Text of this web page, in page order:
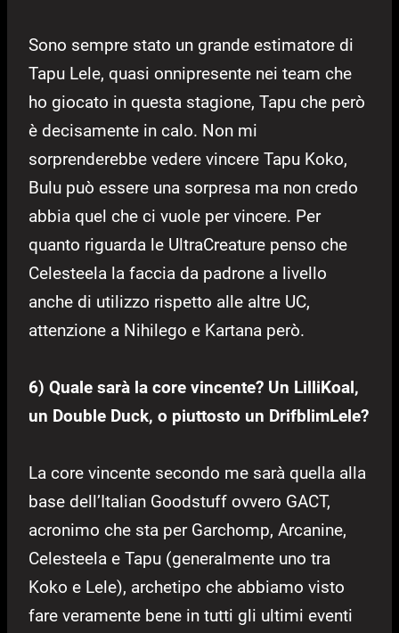
Sono sempre stato un grande estimatore di
Tapu Lele, quasi onnipresente nei team che
ho giocato in questa stagione, Tapu che però
è decisamente in calo. Non mi
sorprenderebbe vedere vincere Tapu Koko,
Bulu può essere una sorpresa ma non credo
abbia quel che ci vuole per vincere. Per
quanto riguarda le UltraCreature penso che
Celesteela la faccia da padrone a livello
anche di utilizzo rispetto alle altre UC,
attenzione a Nihilego e Kartana però.
6) Quale sarà la core vincente? Un LilliKoal,
un Double Duck, o piuttosto un DrifblimLele?
La core vincente secondo me sarà quella alla
base dell’Italian Goodstuff ovvero GACT,
acronimo che sta per Garchomp, Arcanine,
Celesteela e Tapu (generalmente uno tra
Koko e Lele), archetipo che abbiamo visto
fare veramente bene in tutti gli ultimi eventi